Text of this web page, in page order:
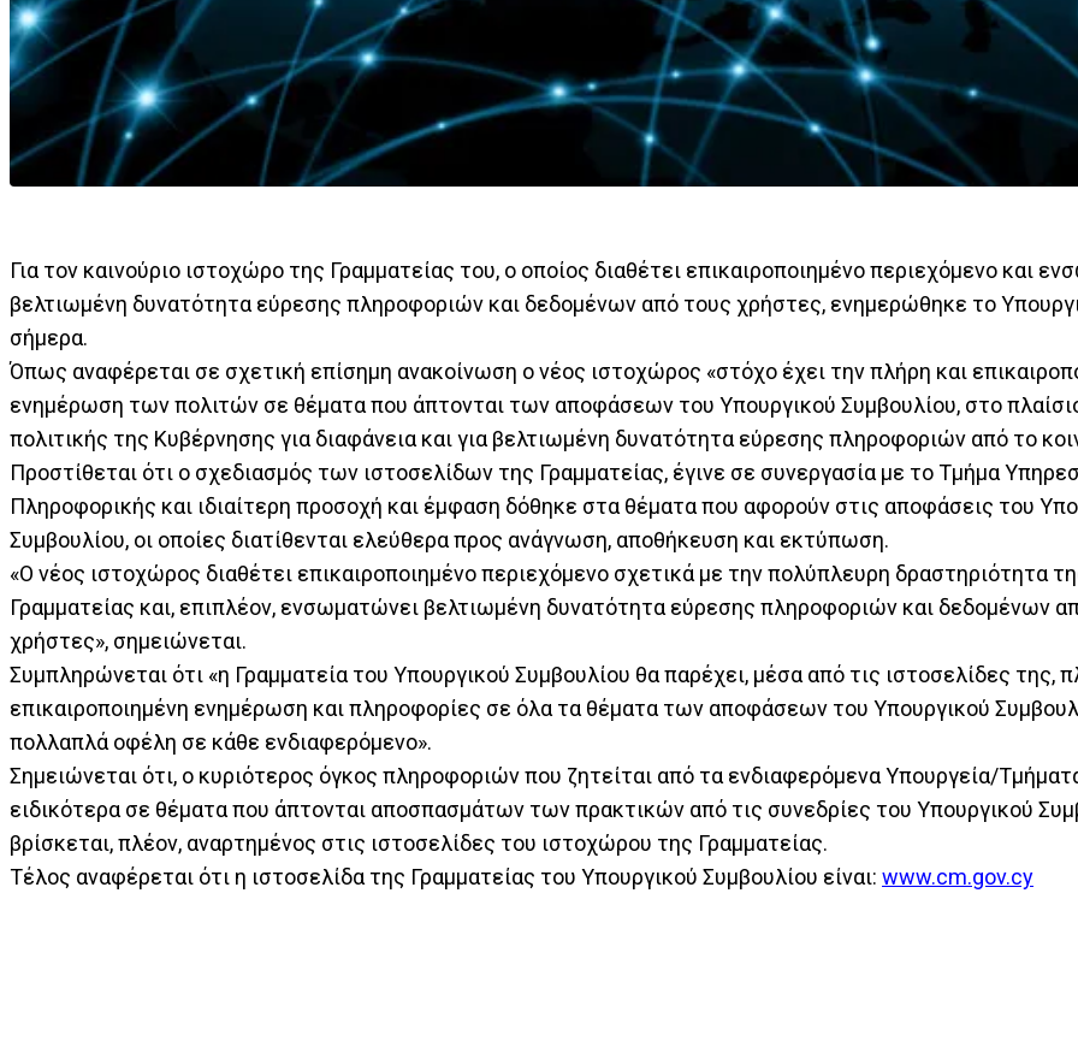
Για τον καινούριο ιστοχώρο της Γραμματείας του, ο οποίος διαθέτει επικαιροποιημένο περιεχόμενο και
βελτιωμένη δυνατότητα εύρεσης πληροφοριών και δεδομένων από τους χρήστες, ενημερώθηκε το
σήμερα.
Όπως αναφέρεται σε σχετική επίσημη ανακοίνωση ο νέος ιστοχώρος «στόχο έχει την πλήρη και
ενημέρωση των πολιτών σε θέματα που άπτονται των αποφάσεων του Υπουργικού Συμβουλίου, στο
πολιτικής της Κυβέρνησης για διαφάνεια και για βελτιωμένη δυνατότητα εύρεσης πληροφοριών από το
Προστίθεται ότι ο σχεδιασμός των ιστοσελίδων της Γραμματείας, έγινε σε συνεργασία με το Τμήμα
Πληροφορικής και ιδιαίτερη προσοχή και έμφαση δόθηκε στα θέματα που αφορούν στις αποφάσεις του
Συμβουλίου, οι οποίες διατίθενται ελεύθερα προς ανάγνωση, αποθήκευση και εκτύπωση.
«Ο νέος ιστοχώρος διαθέτει επικαιροποιημένο περιεχόμενο σχετικά με την πολύπλευρη δραστηριότητα
Γραμματείας και, επιπλέον, ενσωματώνει βελτιωμένη δυνατότητα εύρεσης πληροφοριών και δεδομένων
χρήστες», σημειώνεται.
Συμπληρώνεται ότι «η Γραμματεία του Υπουργικού Συμβουλίου θα παρέχει, μέσα από τις ιστοσελίδες της,
επικαιροποιημένη ενημέρωση και πληροφορίες σε όλα τα θέματα των αποφάσεων του Υπουργικού
πολλαπλά οφέλη σε κάθε ενδιαφερόμενο».
Σημειώνεται ότι, ο κυριότερος όγκος πληροφοριών που ζητείται από τα ενδιαφερόμενα Υπουργεία/
ειδικότερα σε θέματα που άπτονται αποσπασμάτων των πρακτικών από τις συνεδρίες του Υπουργικού
βρίσκεται, πλέον, αναρτημένος στις ιστοσελίδες του ιστοχώρου της Γραμματείας.
Τέλος αναφέρεται ότι η ιστοσελίδα της Γραμματείας του Υπουργικού Συμβουλίου είναι: www.cm.gov.cy